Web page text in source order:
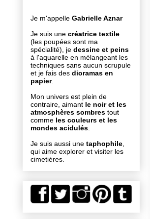
Je m'appelle Gabrielle Aznar
Je suis une créatrice textile
(les poupées sont ma
spécialité), je dessine et peins
à l'aquarelle en mélangeant les
techniques sans aucun scrupule
et je fais des dioramas en
papier.
Mon univers est plein de
contraire, aimant le noir et les
atmosphères sombres tout
comme les couleurs et les
mondes acidulés
Je suis aussi une taphophile
qui aime explorer et visiter les
cimetières.